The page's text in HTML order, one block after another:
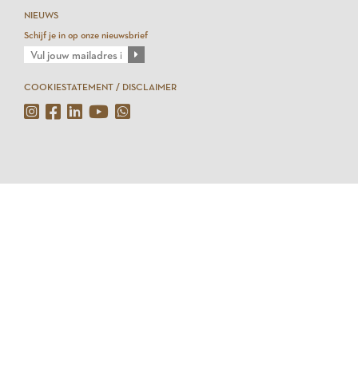
NIEUWS
Schijf je in op onze nieuwsbrief
COOKIESTATEMENT / DISCLAIMER